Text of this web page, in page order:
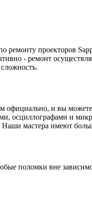
проекторов
- ремонт
официально, и вы
осциллографами и
Наши мастера имеют
поломки вне